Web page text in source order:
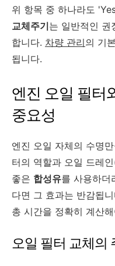
위 항목 중 하나라도
교체주기는 일반적인 권
합니다. 차량 관리의 기
됩니다.
엔진 오일 필터
중요성
엔진 오일 자체의 수명
터의 역할과 오일 드레
좋은 합성유를 사용하더
다면 그 효과는 반감됩
총 시간을 정확히 계산
오일 필터 교체의